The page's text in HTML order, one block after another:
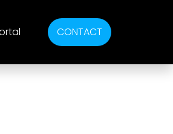
CONTACT